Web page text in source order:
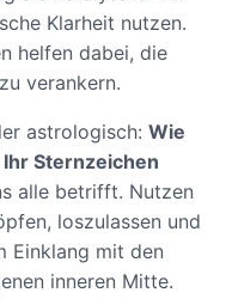
Klarheit nutzen.
helfen dabei, die
verankern.
astrologisch: Wie
Sternzeichen
alle betrifft. Nutzen
loszulassen und
Einklang mit den
inneren Mitte.